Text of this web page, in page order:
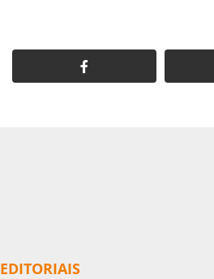
EDITORIAIS